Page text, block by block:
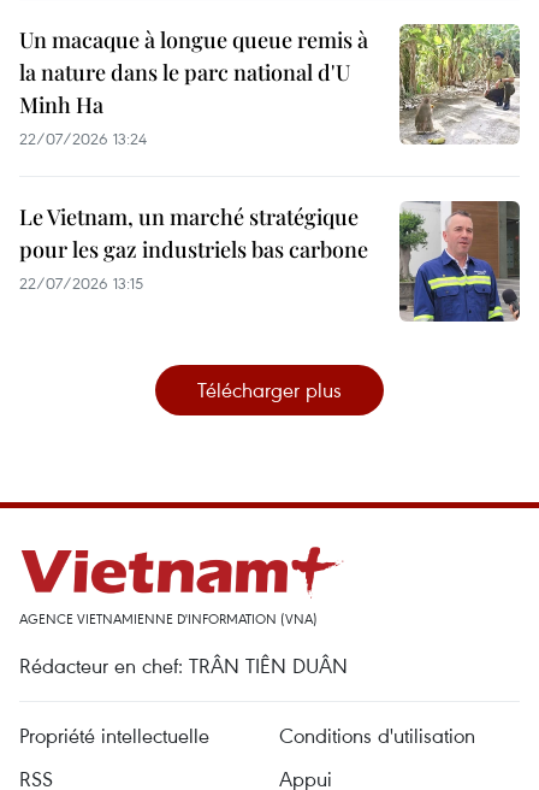
Un macaque à longue queue remis à
la nature dans le parc national d'U
Minh Ha
22/07/2026 13:24
Le Vietnam, un marché stratégique
pour les gaz industriels bas carbone
22/07/2026 13:15
Télécharger plus
AGENCE VIETNAMIENNE D'INFORMATION (VNA)
Rédacteur en chef: TRÂN TIÊN DUÂN
Propriété intellectuelle
Conditions d'utilisation
RSS
Appui